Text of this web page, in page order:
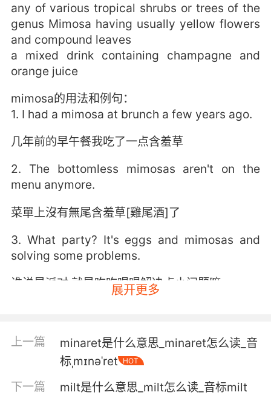
any of various tropical shrubs or trees of the
genus Mimosa having usually yellow flowers
and compound leaves
a mixed drink containing champagne and
orange juice
mimosa的用法和例句：
1. I had a mimosa at brunch a few years ago.
几年前的早午餐我吃了一点含羞草
2. The bottomless mimosas aren't on the
menu anymore.
菜單上沒有無尾含羞草[雞尾酒]了
3. What party? It's eggs and mimosas and
solving some problems.
谁说是派对 就是吃吃喝喝解决点小问题嘛
我给咱们拿了含羞草鸡尾酒
5. I'm good with just water, but he will have a
mimosa.
展开更多
上一篇
minaret是什么意思_minaret怎么读_音
标ˌmɪnəˈret
HOT
下一篇 milt是什么意思_milt怎么读_音标milt